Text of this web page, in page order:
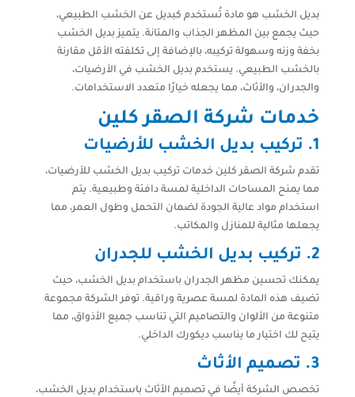
بديل الخشب هو مادة تُستخدم كبديل عن الخشب الطبيعي،
حيث يجمع بين المظهر الجذاب والمتانة. يتميز بديل الخشب
بخفة وزنه وسهولة تركيبه، بالإضافة إلى تكلفته الأقل مقارنة
بالخشب الطبيعي. يستخدم بديل الخشب في الأرضيات،
والجدران، والأثاث، مما يجعله خيارًا متعدد الاستخدامات.
خدمات شركة الصقر كلين
1. تركيب بديل الخشب للأرضيات
تقدم شركة الصقر كلين خدمات تركيب بديل الخشب للأرضيات،
مما يمنح المساحات الداخلية لمسة دافئة وطبيعية. يتم
استخدام مواد عالية الجودة لضمان التحمل وطول العمر، مما
يجعلها مثالية للمنازل والمكاتب.
2. تركيب بديل الخشب للجدران
يمكنك تحسين مظهر الجدران باستخدام بديل الخشب، حيث
تضيف هذه المادة لمسة عصرية وراقية. توفر الشركة مجموعة
متنوعة من الألوان والتصاميم التي تناسب جميع الأذواق، مما
يتيح لك اختيار ما يناسب ديكورك الداخلي.
3. تصميم الأثاث
تخصص الشركة أيضًا في تصميم الأثاث باستخدام بديل الخشب،